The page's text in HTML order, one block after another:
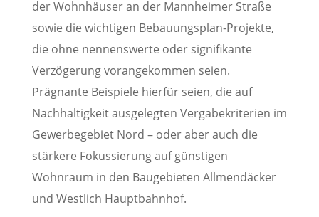
der Wohnhäuser an der Mannheimer Straße
sowie die wichtigen Bebauungsplan-Projekte,
die ohne nennenswerte oder signifikante
Verzögerung vorangekommen seien.
Prägnante Beispiele hierfür seien, die auf
Nachhaltigkeit ausgelegten Vergabekriterien im
Gewerbegebiet Nord – oder aber auch die
stärkere Fokussierung auf günstigen
Wohnraum in den Baugebieten Allmendäcker
und Westlich Hauptbahnhof.